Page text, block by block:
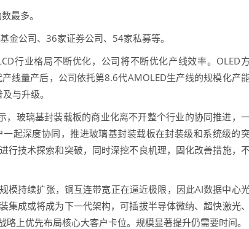
最多。
公司、36家证券公司、54家私募等。
行业格局不断优化，公司将不断优化产线效率。OLED方
线量产后，公司依托第8.6代AMOLED生产线的规模化产
与升级。
玻璃基封装载板的商业化离不开整个行业的协同推进，
起深度协同，推进玻璃基封装载板在封装级和系统级的
行技术探索和突破，同时深挖不良机理，固化改善措施，
持续扩张，铜互连带宽正在逼近极限，因此AI数据中心
成或将成为下一代架构，可插拔半导体微纳、超快激光、
上优先布局核心大客户卡位。规模显著提升仍需要时间。